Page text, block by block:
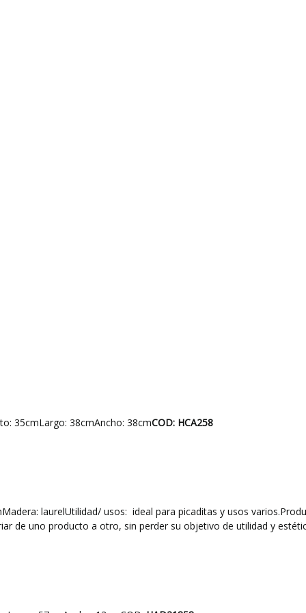
35cmLargo: 38cmAncho: 38cmCOD: HCA258
laurelUtilidad/ usos: ideal para picaditas y usos
de uno producto a otro, sin perder su objetivo de utilidad y